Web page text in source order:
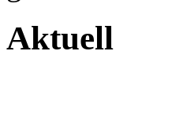
Aktuell